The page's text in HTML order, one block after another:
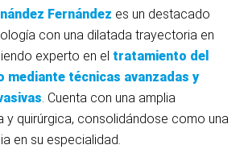
Fernández es un destacado
con una dilatada trayectoria en
experto en el tratamiento del
mediante técnicas avanzadas y
. Cuenta con una amplia
y quirúrgica, consolidándose como una
en su especialidad.